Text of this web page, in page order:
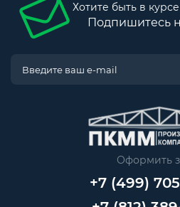
Хотите быть в
Подпишитесь
Оформить
+7 (499)